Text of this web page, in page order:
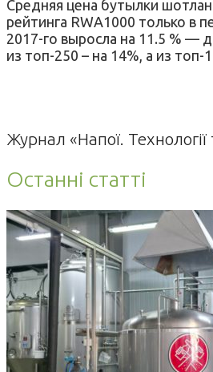
Средняя цена бутылки
рейтинга RWA1000 только в
2017-го выросла на 11.5 % —
из топ-250 – на 14%, а из топ-
Журнал «Напої. Технології
Останні статті